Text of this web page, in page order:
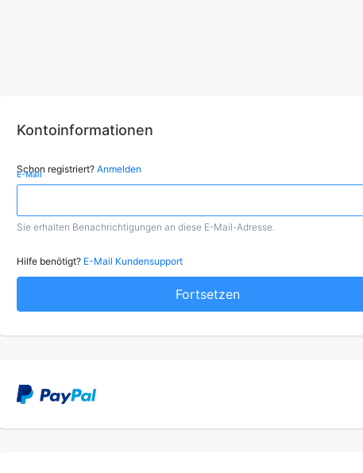
Kontoinformationen
Schon registriert? Anmelden
E-Mail
Sie erhalten Benachrichtigungen an diese E-Mail-Adresse.
Hilfe benötigt? E-Mail Kundensupport
Fortsetzen